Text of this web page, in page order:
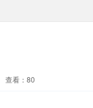
查看：80